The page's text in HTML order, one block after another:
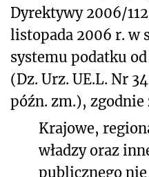
Dyrektywy 2006/
listopada 2006 r. w
systemu podatku
(Dz. Urz. UE.L. Nr
późn. zm.),
Krajowe,
władzy oraz
publicznego nie